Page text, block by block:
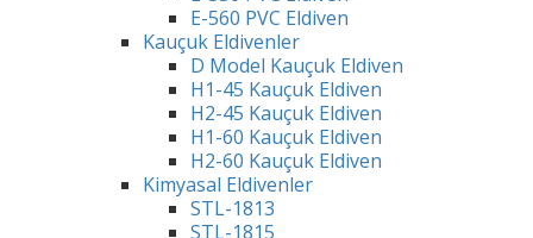
E-560 PVC Eldiven
Kauçuk Eldivenler
D Model Kauçuk Eldiven
H1-45 Kauçuk Eldiven
H2-45 Kauçuk Eldiven
H1-60 Kauçuk Eldiven
H2-60 Kauçuk Eldiven
Kimyasal Eldivenler
STL-1813
STL-1815